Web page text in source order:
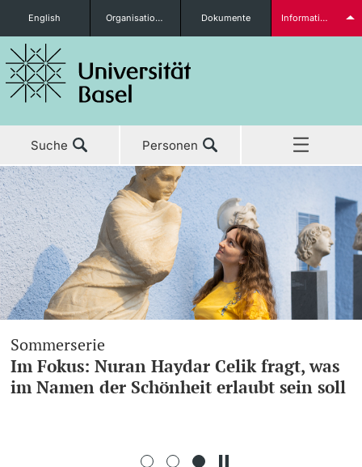
Studieninteressierte
weitere Informationen
Studierende
weitere Informationen
English Organisationseinheiten Dokumente Informationen für...
Suche Personen
Aktuell
Studium
Forschung
Lehre
Weiterbildung
Home
Sommerserie
Im Fokus: Nuran Haydar Celik fragt, was
im Namen der Schönheit erlaubt sein soll